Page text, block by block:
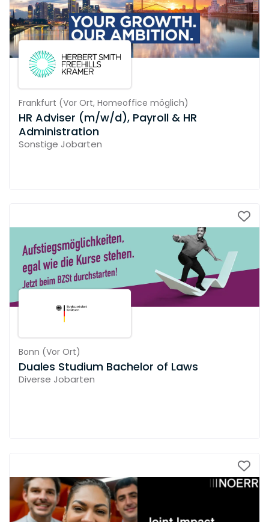
Frankfurt (Vor Ort, Homeoffice möglich)
HR Adviser (m/w/d), Payroll & HR
Administration
Sonstige Jobarten
Bonn (Vor Ort)
Duales Studium Bachelor of Laws
Diverse Jobarten